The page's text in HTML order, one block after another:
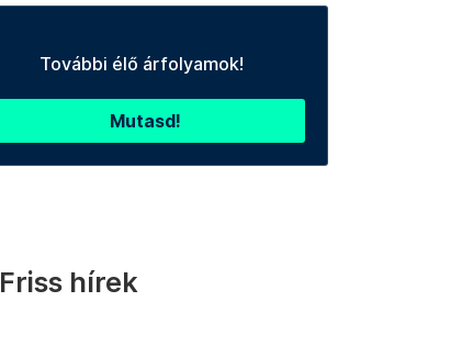
További élő árfolyamok!
Mutasd!
Friss hírek